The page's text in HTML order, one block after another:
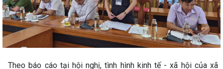
Theo báo cáo tại hội nghị, tình hình kinh tế - xã hội của xã